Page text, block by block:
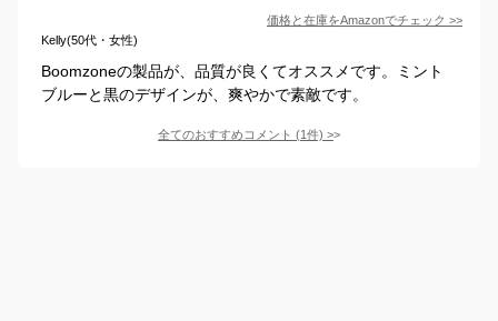
価格と在庫をAmazonでチェック >>
Kelly(50代・女性)
Boomzoneの製品が、品質が良くてオススメです。ミント
ブルーと黒のデザインが、爽やかで素敵です。
全てのおすすめコメント (1件) >